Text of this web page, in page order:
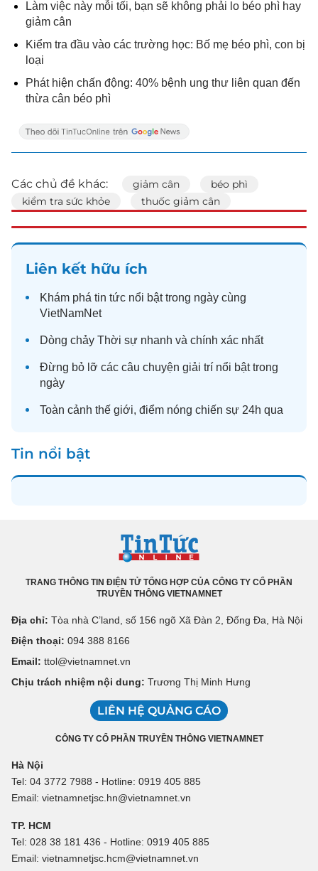
Làm việc này mỗi tối, bạn sẽ không phải lo béo phì hay
giảm cân
Kiểm tra đầu vào các trường học: Bố mẹ béo phì, con bị
loại
Phát hiện chấn động: 40% bệnh ung thư liên quan đến
thừa cân béo phì
Các chủ đề khác: giảm cân
béo phì
kiểm tra sức khỏe
thuốc giảm cân
Liên kết hữu ích
Khám phá tin tức nổi bật trong ngày cùng
VietNamNet
Dòng chảy Thời sự nhanh và chính xác nhất
Đừng bỏ lỡ các câu chuyện giải trí nổi bật trong
ngày
Toàn cảnh thế giới, điểm nóng chiến sự 24h qua
Tin nổi bật
TRANG THÔNG TIN ĐIỆN TỬ TỔNG HỢP CỦA CÔNG TY CỔ PHẦN
TRUYỀN THÔNG VIETNAMNET
Địa chỉ: Tòa nhà C’land, số 156 ngõ Xã Đàn 2, Đống Đa, Hà Nội
Điện thoại: 094 388 8166
Email: ttol@vietnamnet.vn
Chịu trách nhiệm nội dung: Trương Thị Minh Hưng
LIÊN HỆ QUẢNG CÁO
CÔNG TY CỔ PHẦN TRUYỀN THÔNG VIETNAMNET
Hà Nội
Tel: 04 3772 7988 - Hotline: 0919 405 885
Email: vietnamnetjsc.hn@vietnamnet.vn
TP. HCM
Tel: 028 38 181 436 - Hotline: 0919 405 885
Email: vietnamnetjsc.hcm@vietnamnet.vn